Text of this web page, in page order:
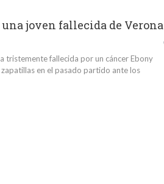
joven fallecida de Verona
tristemente fallecida por un cáncer Ebony
en el pasado partido ante los